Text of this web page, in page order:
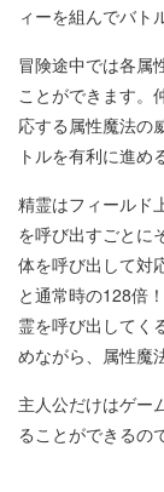
ィーを組んでバト
冒険途中では各属
ことができます。
応する属性魔法
トルを有利に進め
精霊はフィールド
を呼び出すごとに
体を呼び出して対
と通常時の128倍
霊を呼び出してく
めながら、属性魔
主人公だけはゲー
ることができるの